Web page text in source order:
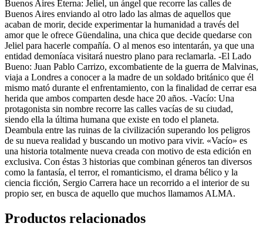
Buenos Aires Eterna: Jeliel, un ángel que recorre las calles de
Buenos Aires enviando al otro lado las almas de aquellos que
acaban de morir, decide experimentar la humanidad a través del
amor que le ofrece Güendalina, una chica que decide quedarse con
Jeliel para hacerle compañía. O al menos eso intentarán, ya que una
entidad demoníaca visitará nuestro plano para reclamarla. -El Lado
Bueno: Juan Pablo Carrizo, excombatiente de la guerra de Malvinas,
viaja a Londres a conocer a la madre de un soldado británico que él
mismo mató durante el enfrentamiento, con la finalidad de cerrar esa
herida que ambos comparten desde hace 20 años. -Vacío: Una
protagonista sin nombre recorre las calles vacías de su ciudad,
siendo ella la última humana que existe en todo el planeta.
Deambula entre las ruinas de la civilización superando los peligros
de su nueva realidad y buscando un motivo para vivir. «Vacío» es
una historia totalmente nueva creada con motivo de esta edición en
exclusiva. Con éstas 3 historias que combinan géneros tan diversos
como la fantasía, el terror, el romanticismo, el drama bélico y la
ciencia ficción, Sergio Carrera hace un recorrido a el interior de su
propio ser, en busca de aquello que muchos llamamos ALMA.
Productos relacionados